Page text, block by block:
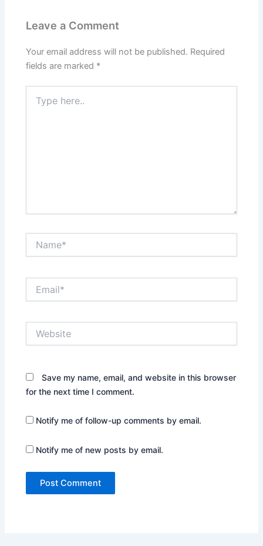
o
k
p
Leave a Comment
Your email address will not be published. Required
fields are marked *
here..
Save my name, email, and website in this browser
for the next time I comment.
Notify me of follow-up comments by email.
Notify me of new posts by email.